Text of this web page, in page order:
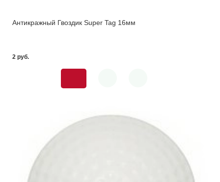
Антикражный Гвоздик Super Tag 16мм
2 pуб.